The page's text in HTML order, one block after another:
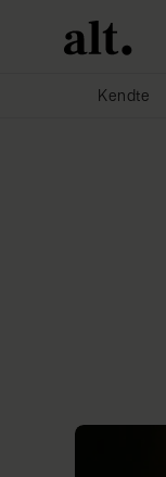
Kendte